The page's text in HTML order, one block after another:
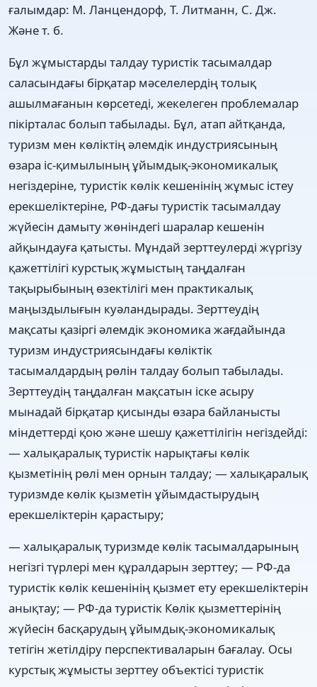
ғалымдар: М. Ланцендорф, Т. Литманн, С. Дж.
Және т. б.
Бұл жұмыстарды талдау туристік тасымалдар
саласындағы бірқатар мәселелердің толық
ашылмағанын көрсетеді, жекелеген проблемалар
пікірталас болып табылады. Бұл, атап айтқанда,
туризм мен көліктің әлемдік индустриясының
өзара іс-қимылының ұйымдық-экономикалық
негіздеріне, туристік көлік кешенінің жұмыс істеу
ерекшеліктеріне, РФ-дағы туристік тасымалдау
жүйесін дамыту жөніндегі шаралар кешенін
айқындауға қатысты. Мұндай зерттеулерді жүргізу
қажеттілігі курстық жұмыстың таңдалған
тақырыбының өзектілігі мен практикалық
маңыздылығын куәландырады. Зерттеудің
мақсаты қазіргі әлемдік экономика жағдайында
туризм индустриясындағы көліктік
тасымалдардың рөлін талдау болып табылады.
Зерттеудің таңдалған мақсатын іске асыру
мынадай бірқатар қисынды өзара байланысты
міндеттерді қою және шешу қажеттілігін негіздейді:
— халықаралық туристік нарықтағы көлік
қызметінің рөлі мен орнын талдау; — халықаралық
туризмде көлік қызметін ұйымдастырудың
ерекшеліктерін қарастыру;
— халықаралық туризмде көлік тасымалдарының
негізгі түрлері мен құралдарын зерттеу; — РФ-да
туристік көлік кешенінің қызмет ету ерекшеліктерін
анықтау; — РФ-да туристік Көлік қызметтерінің
жүйесін басқарудың ұйымдық-экономикалық
тетігін жетілдіру перспективаларын бағалау. Осы
курстық жұмысты зерттеу объектісі туристік